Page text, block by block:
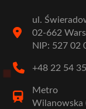
ul.
02-662
NIP: 527 02
+48 22 54
Metro
Wilanowska